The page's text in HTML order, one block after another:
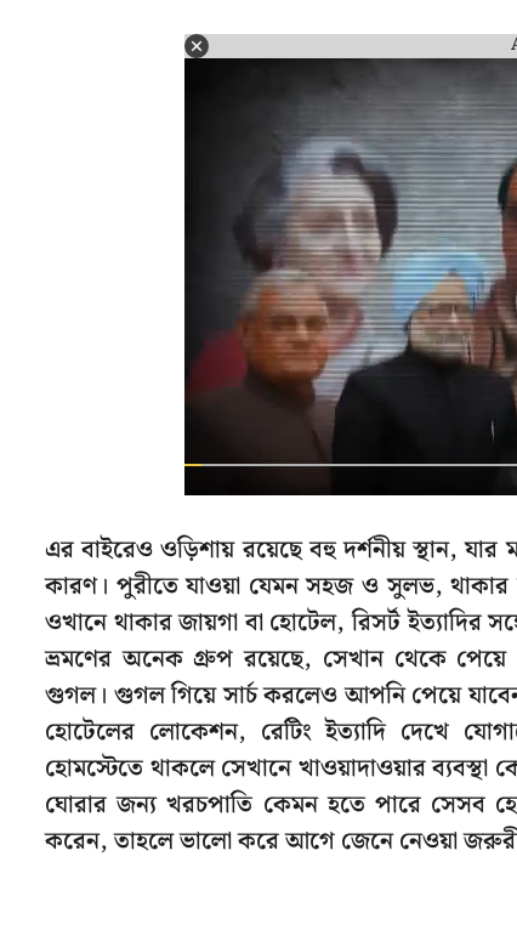
এর বাইরেও ওড়িশায় রয়েছে বহু দর্শনীয় স্থান,
কারণ। পুরীতে যাওয়া যেমন সহজ ও সুলভ,
ওখানে থাকার জায়গা বা হোটেল, রিসর্ট
ভ্রমণের অনেক গ্রুপ রয়েছে, সেখান থেকে
গুগল। গুগল গিয়ে সার্চ করলেও আপনি পেয়ে যাবেন
হোটেলের লোকেশন, রেটিং ইত্যাদি দেখে
হোমস্টেতে থাকলে সেখানে খাওয়াদাওয়ার ব্যবস্থা
ঘোরার জন্য খরচপাতি কেমন হতে পারে সেসব
করেন, তাহলে ভালো করে আগে জেনে নেওয়া